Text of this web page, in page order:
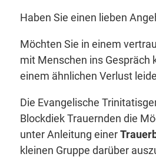
Haben Sie einen lieben
Möchten Sie in einem
mit Menschen ins Gespräch
einem ähnlichen Verlust
Die Evangelische
Blockdiek Trauernden die
unter Anleitung einer
kleinen Gruppe darüber